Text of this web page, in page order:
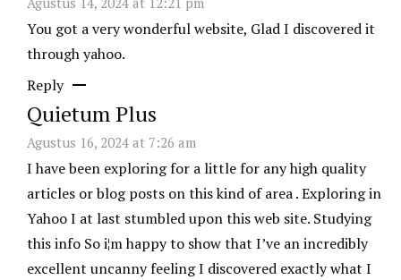
You got a very wonderful website, Glad I discovered it
through yahoo.
Reply
Quietum Plus
Agustus 16, 2024 at 7:26 am
I have been exploring for a little for any high quality
articles or blog posts on this kind of area . Exploring in
Yahoo I at last stumbled upon this web site. Studying
this info So i¦m happy to show that I’ve an incredibly
excellent uncanny feeling I discovered exactly what I